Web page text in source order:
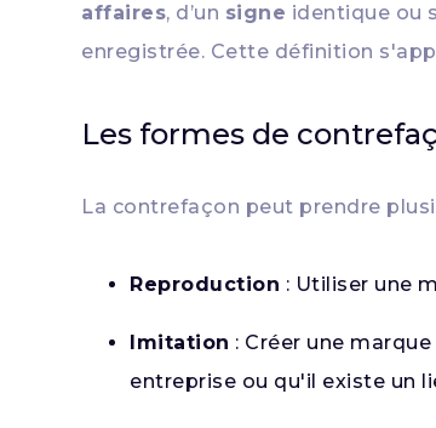
affaires, d’un signe identique ou
enregistrée. Cette définition
Les formes de
La contrefaçon peut prendre
Reproduction : Utiliser une
Imitation : Créer une
entreprise ou qu'il existe un